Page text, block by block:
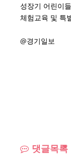
성장기 어린이
체험교육 및 특
@경기일보
댓글목록